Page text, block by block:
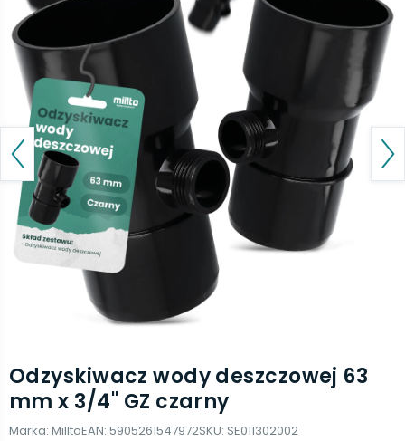
Odzyskiwacz wody deszczowej 63
mm x 3/4'' GZ czarny
Marka: MilltoEAN: 5905261547972SKU: SE011302002